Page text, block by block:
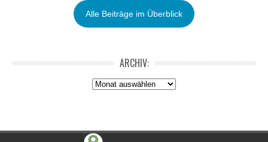
Alle Beiträge im Überblick
ARCHIV:
Archiv: